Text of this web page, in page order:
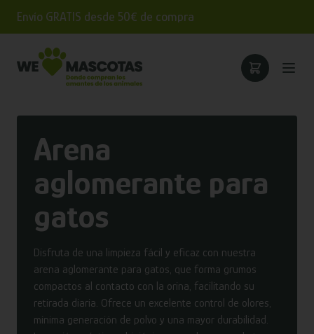
Envío GRATIS desde 50€ de compra
Arena
aglomerante para
gatos
Disfruta de una limpieza fácil y eficaz con nuestra
arena aglomerante para gatos, que forma grumos
compactos al contacto con la orina, facilitando su
retirada diaria. Ofrece un excelente control de olores,
mínima generación de polvo y una mayor durabilidad.